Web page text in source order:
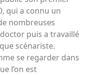
qui a connu un
nombreuses
puis a travaillé
scénariste.
se regarder dans
l’on est